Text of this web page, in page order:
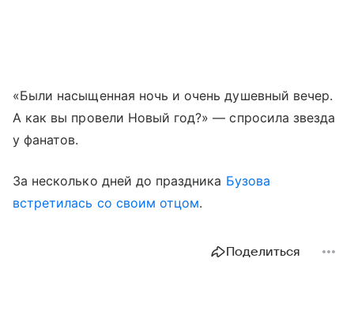
«Были насыщенная ночь и очень душевный вечер.
А как вы провели Новый год?» — спросила звезда
у фанатов.
За несколько дней до праздника Бузова
встретилась со своим отцом.
Поделиться